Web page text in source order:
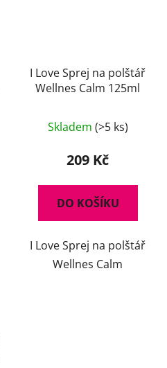
I Love Sprej na polštář
Wellnes Calm 125ml
Skladem (>5 ks)
209 Kč
DO KOŠÍKU
I Love Sprej na polštář
Wellnes Calm